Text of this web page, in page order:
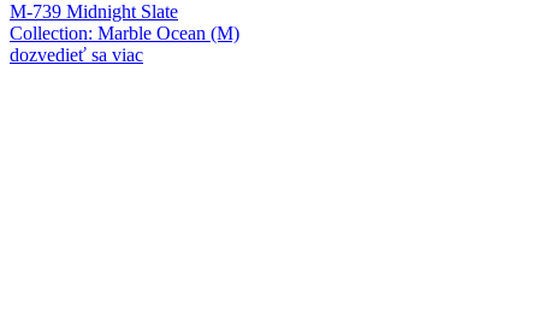
M-739 Midnight Slate
Collection: Marble Ocean (M)
dozvedieť sa viac